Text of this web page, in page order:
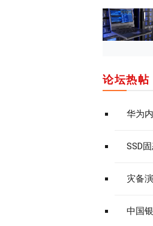
论坛热帖
华为
SSD
灾备
中国